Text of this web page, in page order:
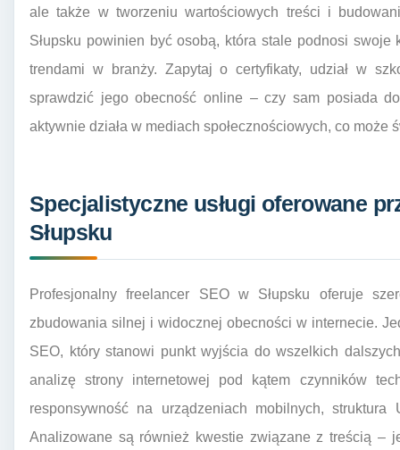
ale także w tworzeniu wartościowych treści i
Słupsku powinien być osobą, która stale podnosi
trendami w branży. Zapytaj o certyfikaty, udział w
sprawdzić jego obecność online – czy sam posiada
aktywnie działa w mediach społecznościowych, co może
Specjalistyczne usługi oferowane
Słupsku
Profesjonalny freelancer SEO w Słupsku oferuje
zbudowania silnej i widocznej obecności w internecie.
SEO, który stanowi punkt wyjścia do wszelkich
analizę strony internetowej pod kątem czynników
responsywność na urządzeniach mobilnych, struktura
Analizowane są również kwestie związane z treścią –